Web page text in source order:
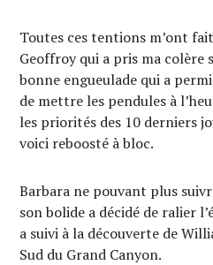
Toutes ces tentions m’ont
Geoffroy qui a pris ma colère
bonne engueulade qui a
de mettre les pendules à
les priorités des 10 derniers
voici reboosté à bloc.
Barbara ne pouvant plus
son bolide a décidé de ralier
a suivi à la découverte de
Sud du Grand Canyon.